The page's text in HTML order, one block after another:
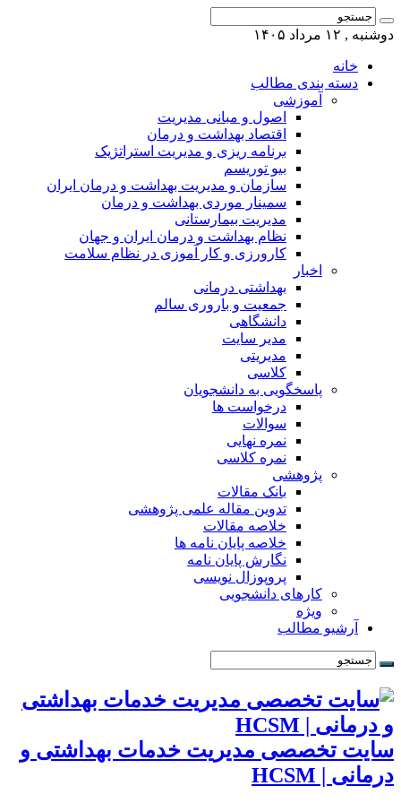
دوشنبه , ۱۲ مرداد ۱۴۰۵
خانه
دسته بندی مطالب
آموزشی
اصول و مبانی مدیریت
اقتصاد بهداشت و درمان
برنامه ریزی و مدیریت استراتژیک
بیو توریسم
سازمان و مدیریت بهداشت و درمان ایران
سمینار موردی بهداشت و درمان
مدیریت بیمارستانی
نظام بهداشت و درمان ایران و جهان
کارورزی و کار آموزی در نظام سلامت
اخبار
بهداشتی درمانی
جمعیت و باروری سالم
دانشگاهی
مدیر سایت
مدیریتی
کلاسی
پاسخگویی به دانشجویان
درخواست ها
سوالات
نمره نهایی
نمره کلاسی
پژوهشی
بانک مقالات
تدوین مقاله علمی پژوهشی
خلاصه مقالات
خلاصه پایان نامه ها
نگارش پایان نامه
پروپوزال نویسی
کارهای دانشجویی
ویژه
آرشیو مطالب
سایت تخصصی مدیریت خدمات بهداشتی و
درمانی | HCSM